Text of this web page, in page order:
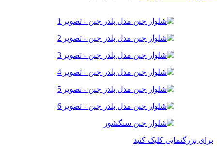
برای بزرگنمایی کلیک کنید